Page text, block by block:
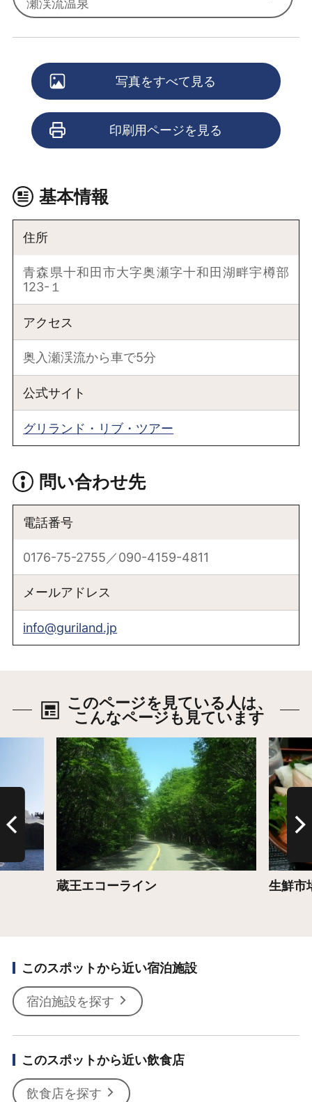
瀬渓流温泉
写真をすべて見る
印刷用ページを見る
基本情報
住所
青森県十和田市大字奥瀬字十和田湖畔宇樽部
123-１
アクセス
奥入瀬渓流から車で5分
公式サイト
グリランド・リブ・ツアー
問い合わせ先
電話番号
0176-75-2755／090-4159-4811
メールアドレス
info@guriland.jp
このページを見ている人は、
こんなページも見ています
蔵王エコーライン
詳細はこちら
生鮮市
詳細は
このスポットから近い宿泊施設
宿泊施設を探す
このスポットから近い飲食店
飲食店を探す